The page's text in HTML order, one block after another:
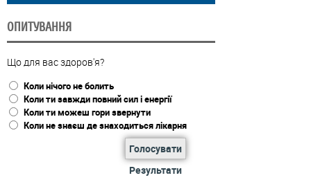
ОПИТУВАННЯ
Що для вас здоров'я?
Коли нічого не болить
Коли ти завжди повний сил і енергії
Коли ти можеш гори звернути
Коли не знаєш де знаходиться лікарня
Голосувати
Результати